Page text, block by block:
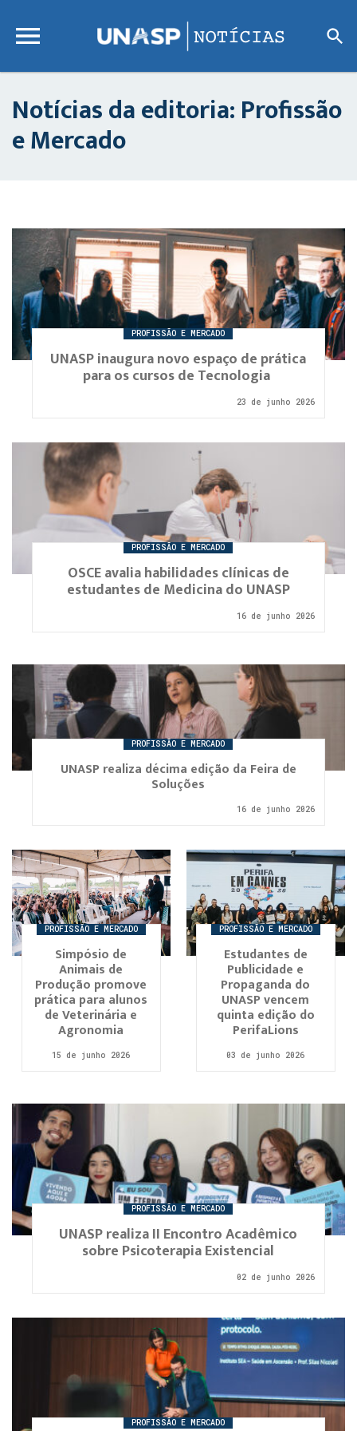
Notícias da editoria: Profissão
e Mercado
PROFISSÃO E MERCADO
UNASP inaugura novo espaço de prática
para os cursos de Tecnologia
23 de junho 2026
PROFISSÃO E MERCADO
OSCE avalia habilidades clínicas de
estudantes de Medicina do UNASP
16 de junho 2026
PROFISSÃO E MERCADO
UNASP realiza décima edição da Feira de
Soluções
16 de junho 2026
PROFISSÃO E MERCADO
Simpósio de
Animais de
Produção promove
prática para alunos
de Veterinária e
Agronomia
15 de junho 2026
PROFISSÃO E MERCADO
Estudantes de
Publicidade e
Propaganda do
UNASP vencem
quinta edição do
PerifaLions
03 de junho 2026
PROFISSÃO E MERCADO
UNASP realiza II Encontro Acadêmico
sobre Psicoterapia Existencial
02 de junho 2026
PROFISSÃO E MERCADO